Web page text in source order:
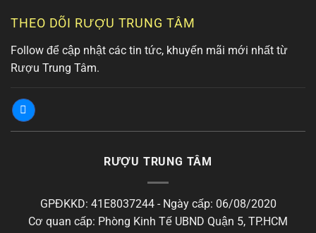
THEO DÕI RƯỢU TRUNG TÂM
Follow để cập nhật các tin tức, khuyến mãi mới nhất từ
Rượu Trung Tâm.
RƯỢU TRUNG TÂM
GPĐKKD: 41E8037244 - Ngày cấp: 06/08/2020
Cơ quan cấp: Phòng Kinh Tế UBND Quận 5, TP.HCM